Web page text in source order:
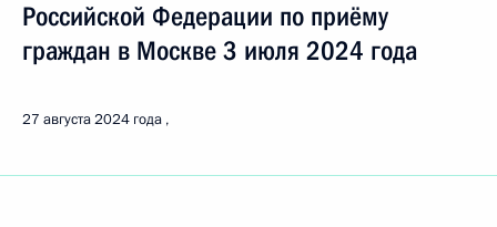
Российской Федерации по приёму
граждан в Москве 3 июля 2024 года
27 августа 2024 года